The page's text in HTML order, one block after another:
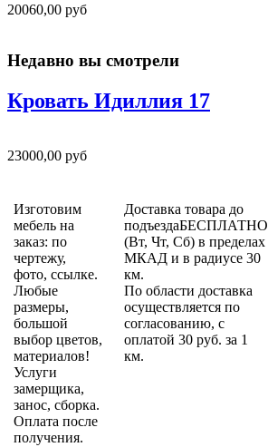
20060,00 руб
Недавно вы смотрели
Кровать Идиллия 17
23000,00 руб
Изготовим
мебель на
заказ: по
чертежу,
фото, ссылке.
Любые
размеры,
большой
выбор цветов,
материалов!
Услуги
замерщика,
занос, сборка.
Оплата после
получения.
Доставка товара до
подъездаБЕСПЛАТНО
(Вт, Чт, Сб) в пределах
МКАД и в радиусе 30
км.
По области доставка
осуществляется по
согласованию, с
оплатой 30 руб. за 1
км.